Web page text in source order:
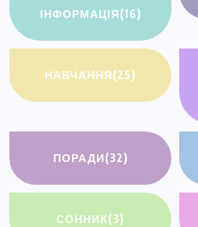
ІНФОРМАЦІЯ(16)
НАВЧАННЯ(25)
ПОРАДИ(32)
СОННИК(3)